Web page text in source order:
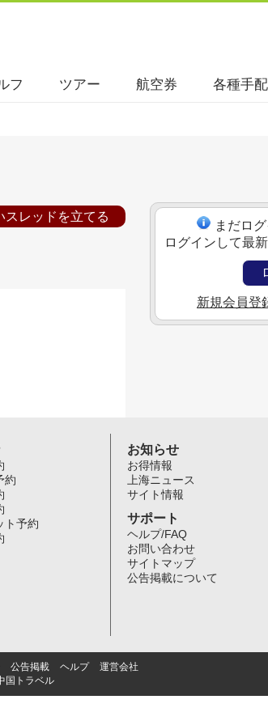
フ ツアー 航空券 各種手配
スレッドを立てる
まだロ
ログインして最
新規会員登
約
ト予約
お知らせ
お得情報
上海ニュース
サイト情報
サポート
ヘルプ/FAQ
お問い合わせ
サイトマップ
公告掲載について
公告掲載 ヘルプ
運営会社
国トラベル